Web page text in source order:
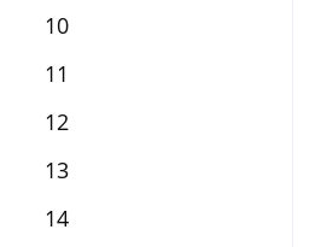
10
11
12
13
14